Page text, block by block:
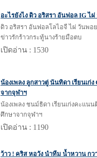
อะไรยังไง ดิว อริสรา อันฟอล IG ไ
ดิว อริสรา อันฟอลโลไอจี ไผ่ วันพอ
ข่าวรักร้าวกระทู้นางร้ายมือตบ
เปิดอ่าน : 1530
น้องเพลง ลูกสาวตู่ นันทิดา เรียนเก่
จากจุฬาฯ
น้องเพลง ชนม์ธิดา เรียนเก่งคะแน
ศึกษาจากจุฬาฯ
เปิดอ่าน : 1190
ว้าว ! คริส หอวัง นำทีม น้ำหวาน กว